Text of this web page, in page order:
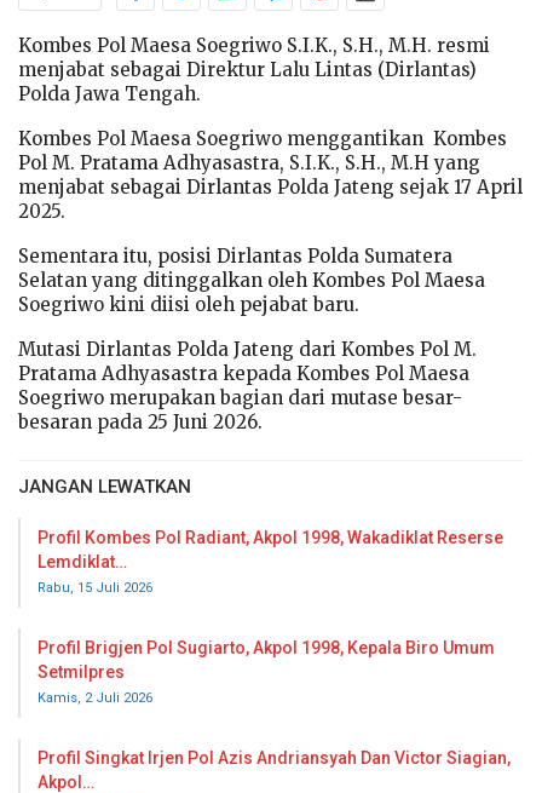
Kombes Pol Maesa Soegriwo S.I.K., S.H., M.H. resmi
menjabat sebagai Direktur Lalu Lintas (Dirlantas)
Polda Jawa Tengah.
Kombes Pol Maesa Soegriwo menggantikan Kombes
Pol M. Pratama Adhyasastra, S.I.K., S.H., M.H yang
menjabat sebagai Dirlantas Polda Jateng sejak 17 April
2025.
Sementara itu, posisi Dirlantas Polda Sumatera
Selatan yang ditinggalkan oleh Kombes Pol Maesa
Soegriwo kini diisi oleh pejabat baru.
Mutasi Dirlantas Polda Jateng dari Kombes Pol M.
Pratama Adhyasastra kepada Kombes Pol Maesa
Soegriwo merupakan bagian dari mutase besar-
besaran pada 25 Juni 2026.
JANGAN LEWATKAN
Profil Kombes Pol Radiant, Akpol 1998, Wakadiklat Reserse
Lemdiklat…
Rabu, 15 Juli 2026
Profil Brigjen Pol Sugiarto, Akpol 1998, Kepala Biro Umum
Setmilpres
Kamis, 2 Juli 2026
Profil Singkat Irjen Pol Azis Andriansyah Dan Victor Siagian,
Akpol…